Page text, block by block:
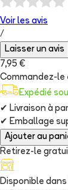
Voir les avis
/
Laisser un avis
7,95 €
Commandez-le
Expédié
✔ Livraison à
✔ Emballage
Ajouter au
Retirez-le
Disponible dans